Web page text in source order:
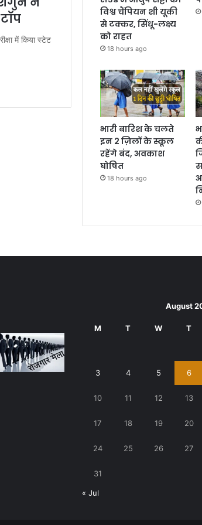
में किया स्टेट
विश्व चैंपियन शी यूकी
से टक्कर, सिंधू-लक्ष्य
को राहत
18 hours ago
भारी बारिश के चलते
इन 2 ज़िलों के स्कूल
रहेंगे बंद, अवकाश
घोषित
18 hours ago
August
M T W T
3 4 5 6
10 11 12 13
17 18 19 20
24 25 26 27
31
« Jul